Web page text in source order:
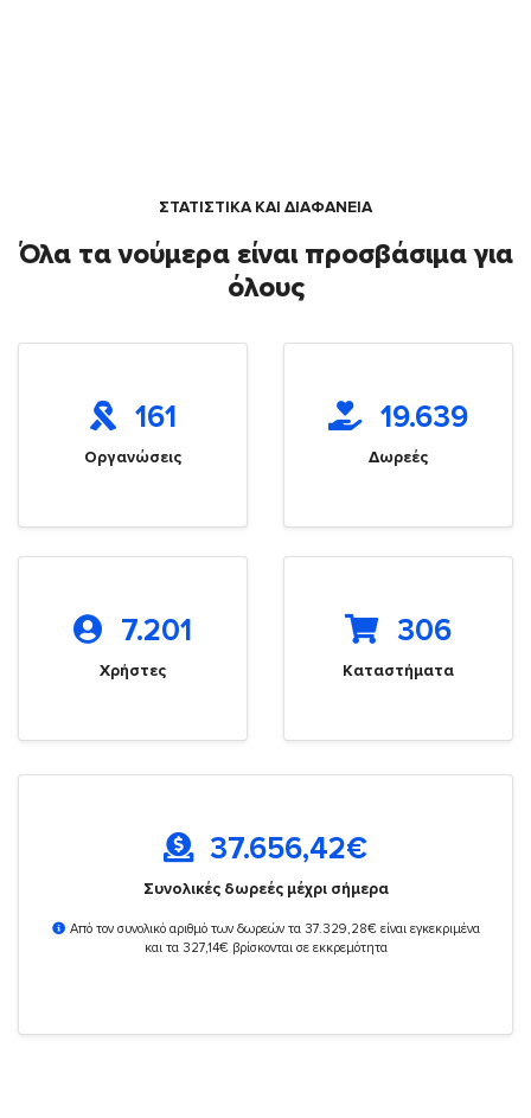
ΣΤΑΤΙΣΤΙΚΑ ΚΑΙ ΔΙΑΦΑΝΕΙΑ
Όλα τα νούμερα είναι προσβάσιμα για
όλους
161
Οργανώσεις
19.639
Δωρεές
7.201
Χρήστες
306
Καταστήματα
37.656,42€
Συνολικές δωρεές μέχρι σήμερα
Από τον συνολικό αριθμό των δωρεών τα 37.329,28€ είναι εγκεκριμένα
και τα 327,14€ βρίσκονται σε εκκρεμότητα